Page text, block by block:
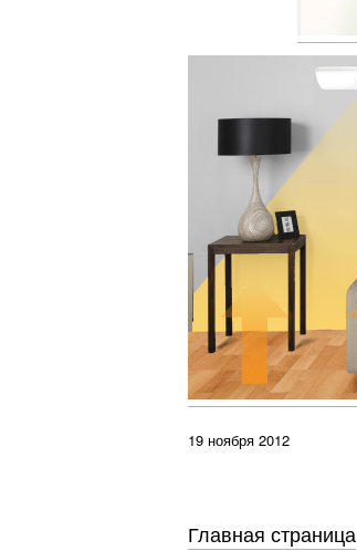
19 ноября 2012
Главная страница